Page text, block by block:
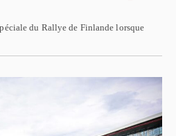
du Rallye de Finlande lorsque